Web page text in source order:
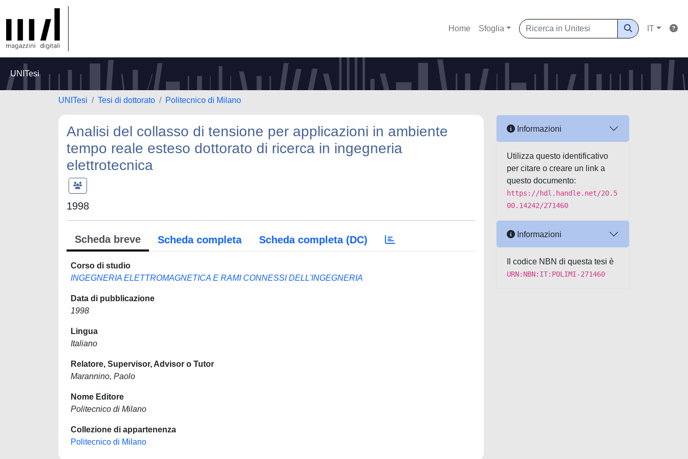
Home Sfoglia IT
UNITesi
UNITesi Tesi di dottorato Politecnico di Milano
Analisi del collasso di tensione per applicazioni in ambiente
tempo reale esteso dottorato di ricerca in ingegneria
elettrotecnica
1998
Scheda breve Scheda completa Scheda completa (DC)
Corso di studio
INGEGNERIA ELETTROMAGNETICA E RAMI CONNESSI DELL'INGEGNERIA
Data di pubblicazione
1998
Lingua
Italiano
Relatore, Supervisor, Advisor o Tutor
Marannino, Paolo
Nome Editore
Politecnico di Milano
Collezione di appartenenza
Politecnico di Milano
Informazioni
Utilizza questo identificativo
per citare o creare un link a
questo documento:
https://hdl.handle.net/20.5
00.14242/271460
Informazioni
Il codice NBN di questa tesi è
URN:NBN:IT:POLIMI-271460